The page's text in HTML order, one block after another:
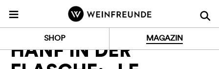
≡
Z
u
r
t
a
SHOP MAGAZIN
MAGAZIN PRESSE
HANF IN DER